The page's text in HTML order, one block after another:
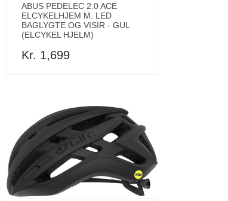
ABUS PEDELEC 2.0 ACE
ELCYKELHJEM M. LED
BAGLYGTE OG VISIR - GUL
(ELCYKEL HJELM)
Kr. 1,699